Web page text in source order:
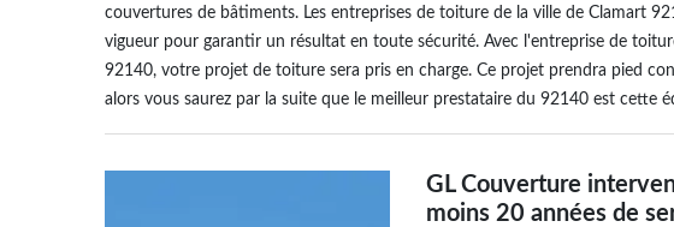
couvertures de bâtiments. Les entreprises de toiture de la ville de Clamart
vigueur pour garantir un résultat en toute sécurité. Avec l'entreprise de
92140, votre projet de toiture sera pris en charge. Ce projet prendra pied
alors vous saurez par la suite que le meilleur prestataire du 92140 est cette
GL Couverture
moins 20 années de